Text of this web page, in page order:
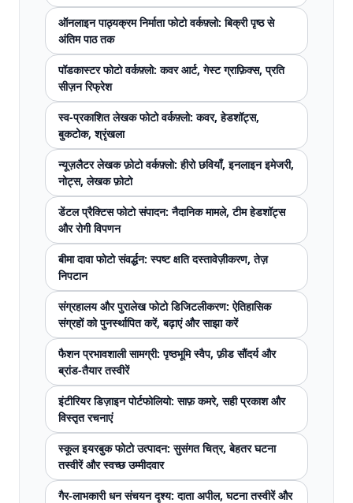
ऑनलाइन पाठ्यक्रम निर्माता फोटो वर्कफ़्लो: बिक्री पृष्ठ से
अंतिम पाठ तक
पॉडकास्टर फोटो वर्कफ़्लो: कवर आर्ट, गेस्ट ग्राफ़िक्स, प्रति
सीज़न रिफ्रेश
स्व-प्रकाशित लेखक फोटो वर्कफ़्लो: कवर, हेडशॉट्स,
बुकटोक, श्रृंखला
न्यूज़लैटर लेखक फ़ोटो वर्कफ़्लो: हीरो छवियाँ, इनलाइन इमेजरी,
नोट्स, लेखक फ़ोटो
डेंटल प्रैक्टिस फोटो संपादन: नैदानिक ​​मामले, टीम हेडशॉट्स
और रोगी विपणन
बीमा दावा फोटो संवर्द्धन: स्पष्ट क्षति दस्तावेज़ीकरण, तेज़
निपटान
संग्रहालय और पुरालेख फोटो डिजिटलीकरण: ऐतिहासिक
संग्रहों को पुनर्स्थापित करें, बढ़ाएं और साझा करें
फैशन प्रभावशाली सामग्री: पृष्ठभूमि स्वैप, फ़ीड सौंदर्य और
ब्रांड-तैयार तस्वीरें
इंटीरियर डिज़ाइन पोर्टफोलियो: साफ़ कमरे, सही प्रकाश और
विस्तृत रचनाएं
स्कूल इयरबुक फोटो उत्पादन: सुसंगत चित्र, बेहतर घटना
तस्वीरें और स्वच्छ उम्मीदवार
गैर-लाभकारी धन संचयन दृश्य: दाता अपील, घटना तस्वीरें और